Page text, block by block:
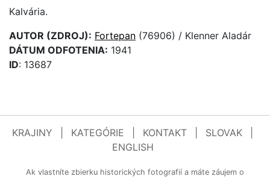
Kalvária.
AUTOR (ZDROJ): Fortepan (76906) / Klenner Aladár
DÁTUM ODFOTENIA: 1941
ID: 13687
KRAJINY KATEGÓRIE KONTAKT SLOVAK
ENGLISH
Ak vlastníte zbierku historických fotografií a máte záujem o